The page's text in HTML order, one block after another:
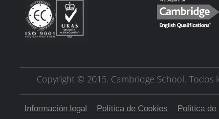
Copyright © 2015. Cambridge School. Todos
Información legal Política de Cookies Política de